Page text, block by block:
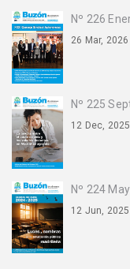
Nº 226
26 Mar, 2026
Nº 225
12 Dec, 2025
Nº 224
12 Jun, 2025